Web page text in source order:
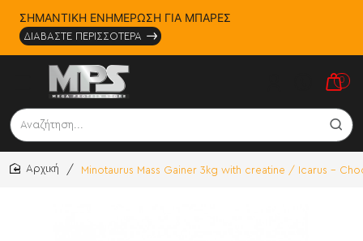
ΣΗΜΑΝΤΙΚΗ ΕΝΗΜΕΡΩΣΗ ΓΙΑ ΜΠΑΡΕΣ
ΔΙΑΒΑΣΤΕ ΠΕΡΙΣΣΟΤΕΡΑ
0
Αναζήτηση...
Minotaurus Mass Gainer 3kg with creatine / Icarus -